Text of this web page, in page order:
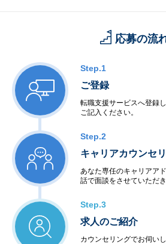
応募の流
Step.1
ご登録
転職支援サービスへ登録
ご記入ください。
Step.2
キャリアカウンセ
あなた専任のキャリアア
話で面談をさせていただき
Step.3
求人のご紹介
カウンセリングでお伺い